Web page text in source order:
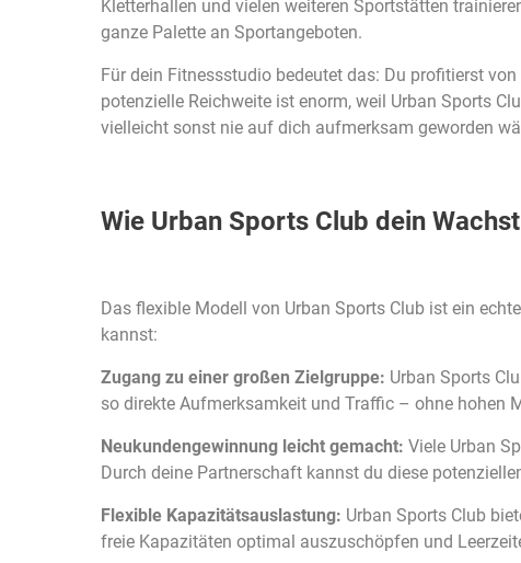
Kletterhallen und vielen weiteren Sportstätten
ganze Palette an Sportangeboten.
Für dein Fitnessstudio bedeutet das: Du profitierst
potenzielle Reichweite ist enorm, weil Urban Sports
vielleicht sonst nie auf dich aufmerksam geworden
Wie Urban Sports Club dein
Das flexible Modell von Urban Sports Club ist ein
kannst:
Zugang zu einer großen Zielgruppe: Urban Sports
so direkte Aufmerksamkeit und Traffic – ohne hohen
Neukundengewinnung leicht gemacht: Viele Urban
Durch deine Partnerschaft kannst du diese
Flexible Kapazitätsauslastung: Urban Sports Club
freie Kapazitäten optimal auszuschöpfen und